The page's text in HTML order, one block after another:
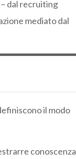
dal recruiting
mediato dal
il modo
conoscenza